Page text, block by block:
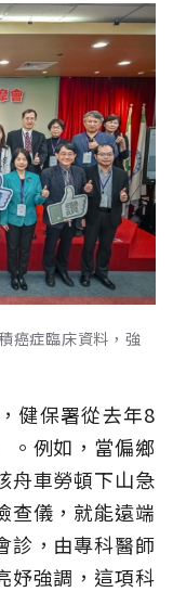
癌症臨床資料，強
健保署從去年8
。例如，當偏鄉
舟車勞頓下山急
查儀，就能遠端
診，由專科醫師
妤強調，這項科